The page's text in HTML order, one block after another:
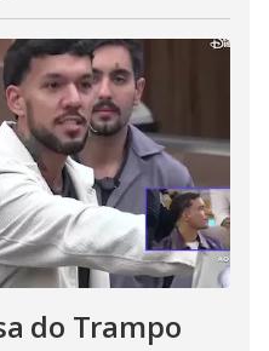
do Trampo